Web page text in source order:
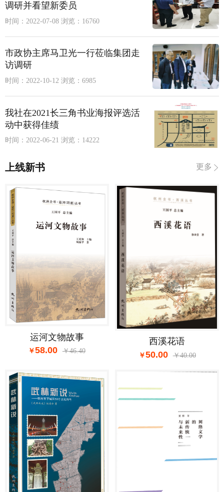
调研并看望新委员
时间：2022-07-08 浏览：16760
市政协主席马卫光一行莅临集团走
访调研
时间：2022-10-12 浏览：6985
我社在2021长三角书业海报评选活
动中获得佳绩
时间：2022-06-21 浏览：14222
上线新书 更多
运河文物故事
58.00
46.40
西溪花语
50.00
40.00